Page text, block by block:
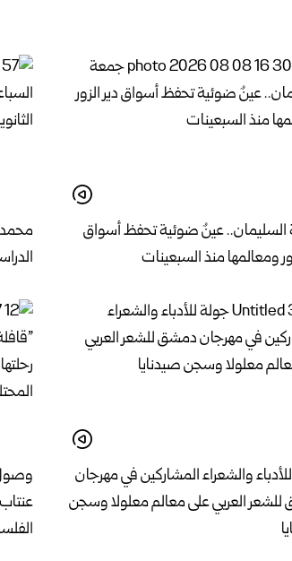
عينٌ ضوئية تحفظ أسواق
ومعالمها منذ السبعينات
والشعراء المشاركين في مهرجان
العربي على معالم معلولا وسجن
وصول